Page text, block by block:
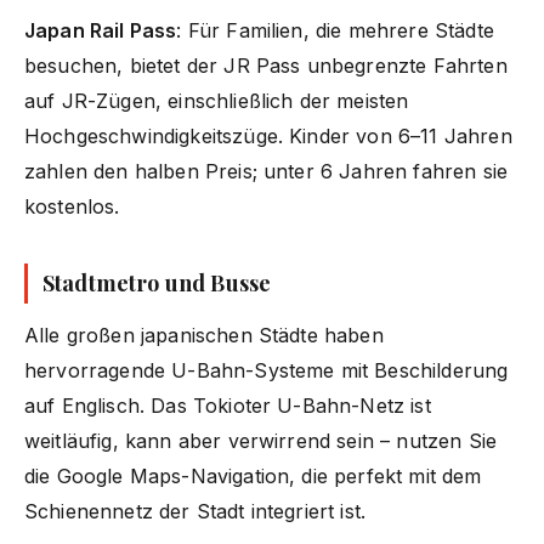
Japan Rail Pass: Für Familien, die mehrere Städte
besuchen, bietet der JR Pass unbegrenzte Fahrten
auf JR-Zügen, einschließlich der meisten
Hochgeschwindigkeitszüge. Kinder von 6–11 Jahren
zahlen den halben Preis; unter 6 Jahren fahren sie
kostenlos.
Stadtmetro und Busse
Alle großen japanischen Städte haben
hervorragende U-Bahn-Systeme mit Beschilderung
auf Englisch. Das Tokioter U-Bahn-Netz ist
weitläufig, kann aber verwirrend sein – nutzen Sie
die Google Maps-Navigation, die perfekt mit dem
Schienennetz der Stadt integriert ist.